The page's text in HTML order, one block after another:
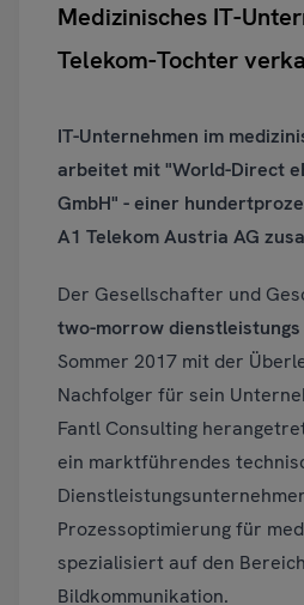
Medizinisches IT-
Telekom-Tochter
IT-Unternehmen im
arbeitet mit "World-Direct
GmbH" - einer
A1 Telekom Austria AG
Der Gesellschafter und
two-morrow dienstleistungs
Sommer 2017 mit der
Nachfolger für sein
Fantl Consulting
ein marktführendes
Prozessoptimierung für
spezialisiert auf den
Bildkommunikation.